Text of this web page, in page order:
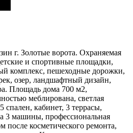
г. Золотые ворота. Охраняемая
и спортивные площадки,
комплекс, пешеходные дорожки,
озер, ландшафтный дизайн,
Площадь дома 700 м2,
меблирована, светлая
спален, кабинет, 3 террасы,
3 машины, профессиональная
после косметического ремонта,